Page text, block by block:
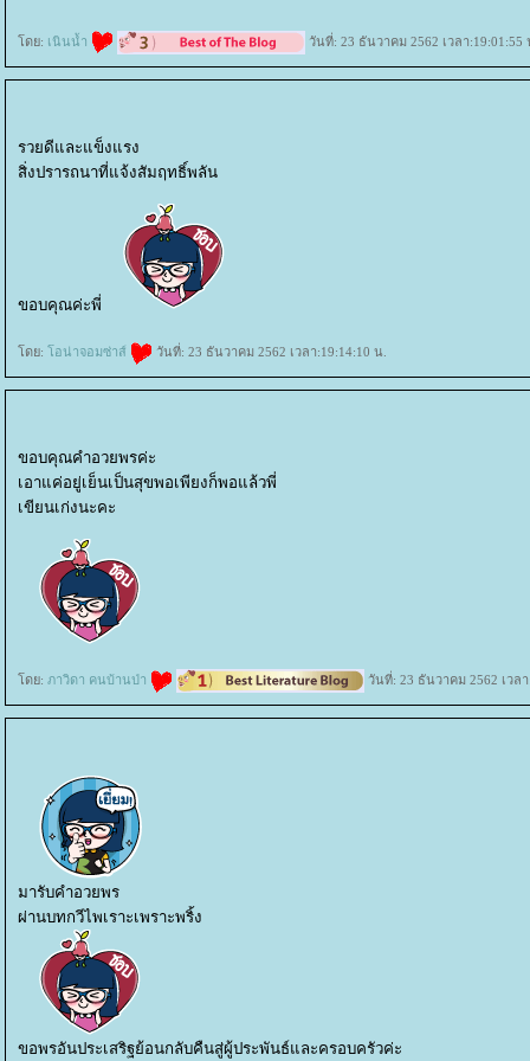
ดย: เนินน้ำ วันที่: 23 ธันวาคม 2562 เวลา:19:01:55
รวยดีและแข็งแรง
สิ่งปรารถนาที่แจ้งสัมฤทธิ์พลัน
ขอบคุณค่ะพี่
ดย: อน่าจอมซ่าส์ วันที่: 23 ธันวาคม 2562 เวลา:19:14:10 น.
ขอบคุณคำอวยพรค่ะ
เอาแค่อยู่เย็นเป็นสุขพอเพียงก็พอแล้วพี่
เขียนเก่งนะคะ
ดย: ภาวิดา คนบ้านป่า วันที่: 23 ธันวาคม 2562 เวล
มารับคำอวยพร
ผ่านบทกวีไพเราะเพราะพริ้ง
ขอพรอันประเสริฐย้อนกลับคืนสู่ผู้ประพันธ์และครอบครัวค่ะ